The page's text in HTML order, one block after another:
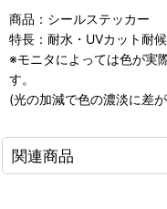
商品：シールステッカー
特長：耐水・UVカット耐
※モニタによっては色が実
す。
(光の加減で色の濃淡に差
関連商品